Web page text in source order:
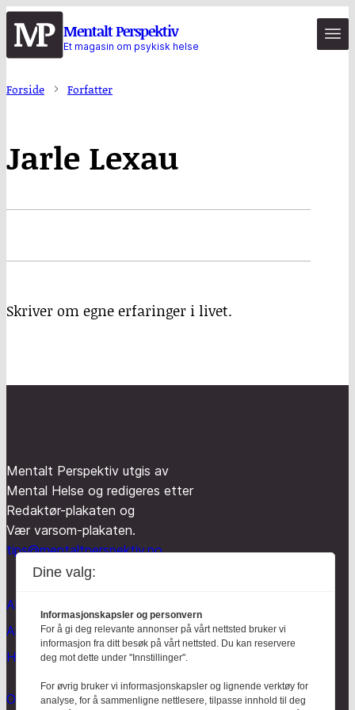
Hopp
til
hovedinnhold
Mentalt Perspektiv
Et magasin om psykisk helse
Forside Forfatter
Jarle Lexau
Skriver om egne erfaringer i livet.
Mentalt Perspektiv utgis av
Mental Helse og redigeres etter
Redaktør-plakaten og
Vær varsom-plakaten.
tips@mentaltperspektiv.no
Aktuelt
Anmeldt
Hodebry
Om oss
Dine valg:
Informasjonskapsler og personvern
For å gi deg relevante annonser på vårt nettsted bruker vi
informasjon fra ditt besøk på vårt nettsted. Du kan reservere
deg mot dette under "Innstillinger".
For øvrig bruker vi informasjonskapsler og lignende verktøy for
analyse, for å sammenligne nettlesere, tilpasse innhold til deg